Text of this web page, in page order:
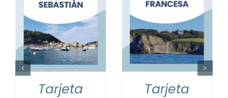
Tarjeta
AÑADIR AL CARRITO
DETALLES
Tarjeta
AÑADIR AL CARRITO
DETALLES